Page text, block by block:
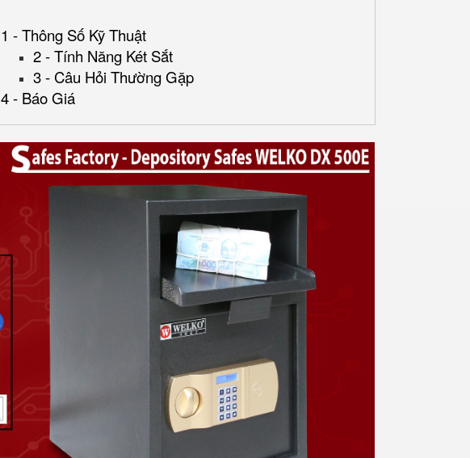
1 - Thông Số Kỹ Thuật
2 - Tính Năng Két Sắt
3 - Câu Hỏi Thường Gặp
4 - Báo Giá